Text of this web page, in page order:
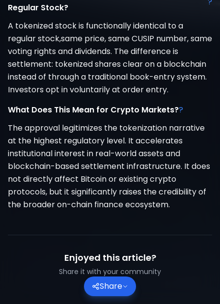
Regular Stock?
A tokenized stock is functionally identical to a
regular stock,same price, same CUSIP number, same
voting rights and dividends. The difference is
settlement: tokenized shares clear on a blockchain
instead of through a traditional book-entry system.
Investors opt in voluntarily at order entry.
What Does This Mean for Crypto Markets??
The approval legitimizes the tokenization narrative
at the highest regulatory level. It accelerates
institutional interest in real-world assets and
blockchain-based settlement infrastructure. It does
not directly affect Bitcoin or existing crypto
protocols, but it significantly raises the credibility of
the broader on-chain finance ecosystem.
Enjoyed this article?
Share it with your community
Share